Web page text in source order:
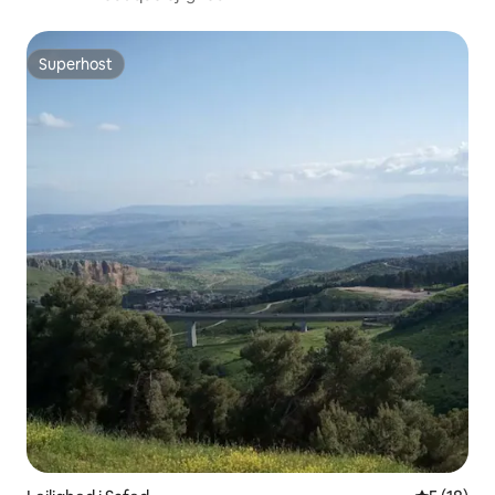
Superhost
Superhost